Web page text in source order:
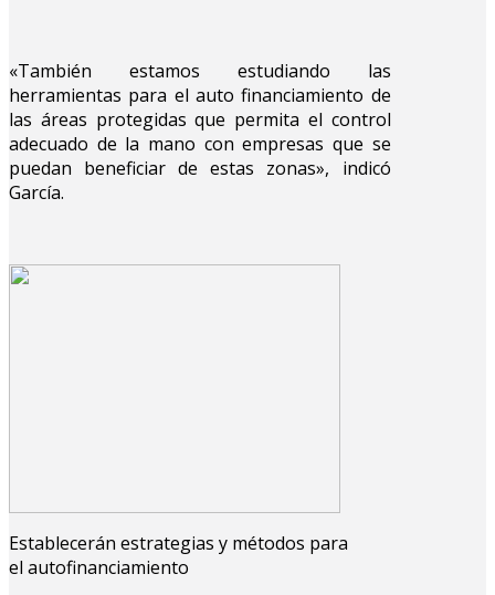
«También estamos estudiando las
herramientas para el auto financiamiento de
las áreas protegidas que permita el control
adecuado de la mano con empresas que se
puedan beneficiar de estas zonas», indicó
García.
Establecerán estrategias y métodos para
el autofinanciamiento